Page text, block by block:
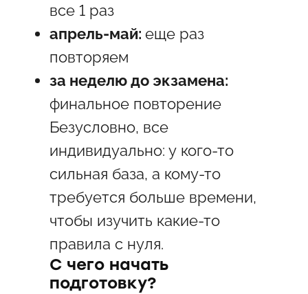
все 1 раз
апрель-май: еще раз
повторяем
за неделю до экзамена:
финальное повторение
Безусловно, все
индивидуально: у кого-то
сильная база, а кому-то
требуется больше времени,
чтобы изучить какие-то
правила с нуля.
С чего начать
подготовку?